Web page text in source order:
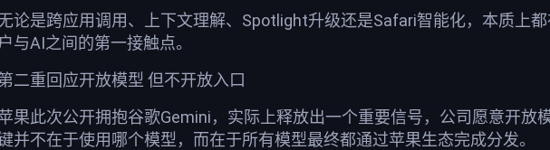
论是跨应用调用、上下文理解、Spotlight升级还是Safari智能化，本质上
户与AI之间的第一接触点。
二重回应开放模型 但不开放入口
果此次公开拥抱谷歌Gemini，实际上释放出一个重要信号，公司愿意开
并不在于使用哪个模型，而在于所有模型最终都通过苹果生态完成分发。